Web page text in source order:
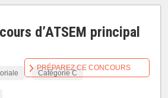
d’ATSEM principal
Catégorie C
PRÉPAREZ CE CONCOURS